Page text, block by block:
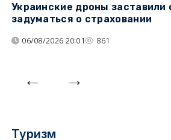
Украинские дроны заставили
задуматься о страховании
06/08/2026 20:01 861
Туризм